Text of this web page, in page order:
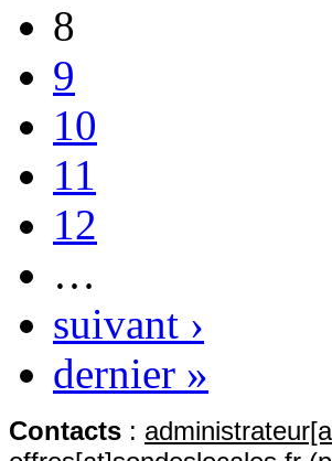
8
9
10
11
12
…
suivant ›
dernier »
Contacts :